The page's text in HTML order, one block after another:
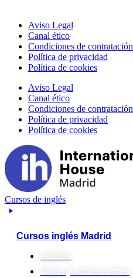
Aviso Legal
Canal ético
Condiciones de contratación
Política de privacidad
Política de cookies
Aviso Legal
Canal ético
Condiciones de contratación
Política de privacidad
Política de cookies
Cursos de inglés
Cursos inglés Madrid
Adultos
Niños y adolescentes